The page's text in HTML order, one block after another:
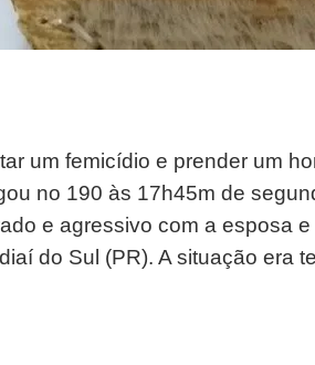
um femicídio e prender um
no 190 às 17h45m de
e agressivo com a esposa
do Sul (PR). A situação era